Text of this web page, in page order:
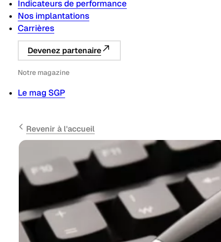
Indicateurs de performance
Nos implantations
Carrières
Devenez partenaire
Notre magazine
Le mag SGP
Revenir à l'accueil